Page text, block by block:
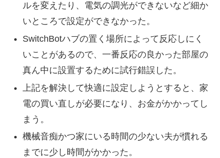
ルを変えたり、電気の調光ができないなど細か
いところで設定ができなかった。
SwitchBotハブの置く場所によって反応しにく
いことがあるので、一番反応の良かった部屋の
真ん中に設置するために試行錯誤した。
上記を解決して快適に設定しようとすると、家
電の買い直しが必要になり、お金がかかってし
まう。
機械音痴かつ家にいる時間の少ない夫が慣れる
までに少し時間がかかった。